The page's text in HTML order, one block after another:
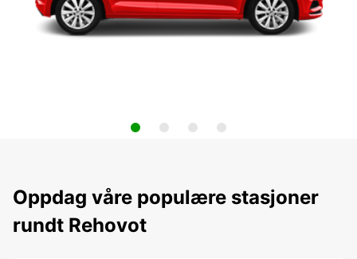
Oppdag våre populære stasjoner
rundt Rehovot